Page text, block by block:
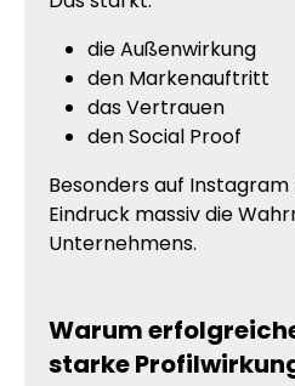
die Außenwirkung
den Markenauftritt
das Vertrauen
den Social Proof
Besonders auf
Eindruck massiv die
Unternehmens.
Warum
starke